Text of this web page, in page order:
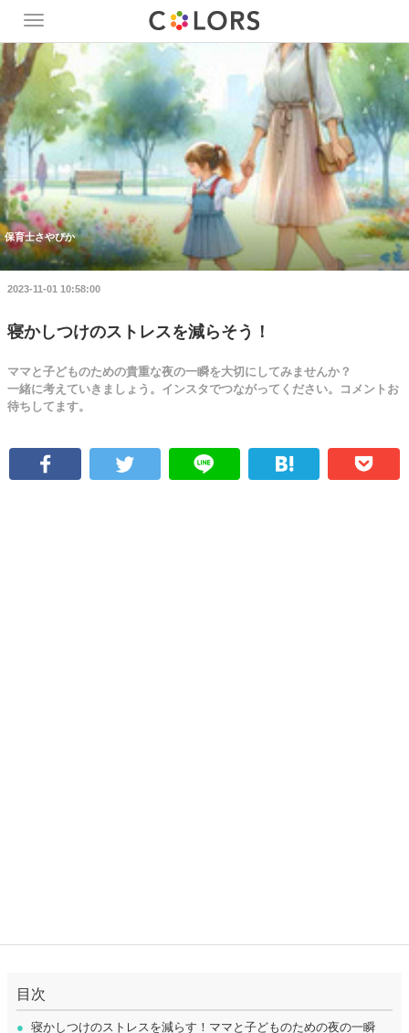
Toggle
navigation
保育士さやぴか
2023-11-01 10:58:00
寝かしつけのストレスを減らそう！
ママと子どものための貴重な夜の一瞬を大切にしてみませんか？
一緒に考えていきましょう。インスタでつながってください。コメントお
待ちしてます。
目次
● 寝かしつけのストレスを減らす！ママと子どものための夜の一瞬